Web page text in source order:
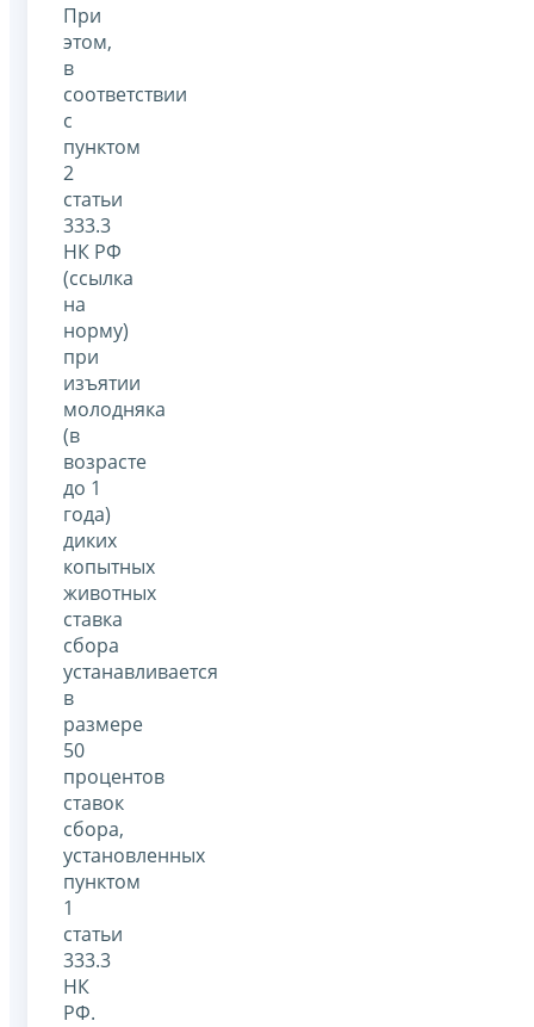
При
этом,
в
соответствии
с
пунктом
2
статьи
333.3
НК РФ
(ссылка
на
норму)
при
изъятии
молодняка
(в
возрасте
до 1
года)
диких
копытных
животных
ставка
сбора
устанавливается
в
размере
50
процентов
ставок
сбора,
установленных
пунктом
1
статьи
333.3
НК
РФ.